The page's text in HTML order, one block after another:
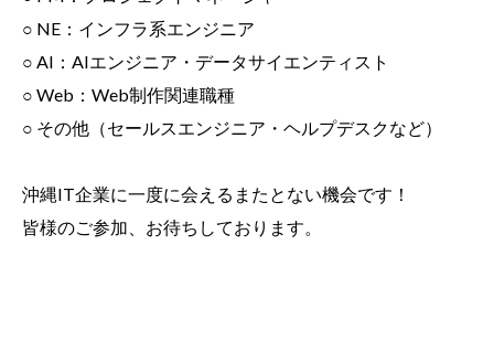
○ NE：インフラ系エンジニア
○ AI：AIエンジニア・データサイエンティスト
○ Web：Web制作関連職種
○ その他（セールスエンジニア・ヘルプデスクなど）
沖縄IT企業に一度に会えるまたとない機会です！
皆様のご参加、お待ちしております。